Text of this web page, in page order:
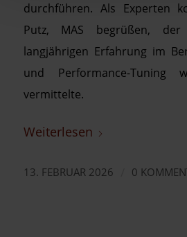
durchführen. Als Experten
Putz, MAS begrüßen,
langjährigen Erfahrung im
und Performance-Tuning
vermittelte.
Weiterlesen
13. FEBRUAR 2026 0